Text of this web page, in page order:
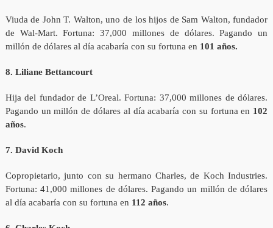
Viuda de John T. Walton, uno de los hijos de Sam Walton, fundador
de Wal-Mart. Fortuna: 37,000 millones de dólares. Pagando un
millón de dólares al día acabaría con su fortuna en 101 años.
8. Liliane Bettancourt
Hija del fundador de L’Oreal. Fortuna: 37,000 millones de dólares.
Pagando un millón de dólares al día acabaría con su fortuna en 102
años.
7. David Koch
Copropietario, junto con su hermano Charles, de Koch Industries.
Fortuna: 41,000 millones de dólares. Pagando un millón de dólares
al día acabaría con su fortuna en 112 años.